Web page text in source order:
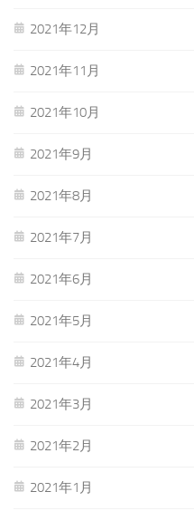
2021年12月
2021年11月
2021年10月
2021年9月
2021年8月
2021年7月
2021年6月
2021年5月
2021年4月
2021年3月
2021年2月
2021年1月